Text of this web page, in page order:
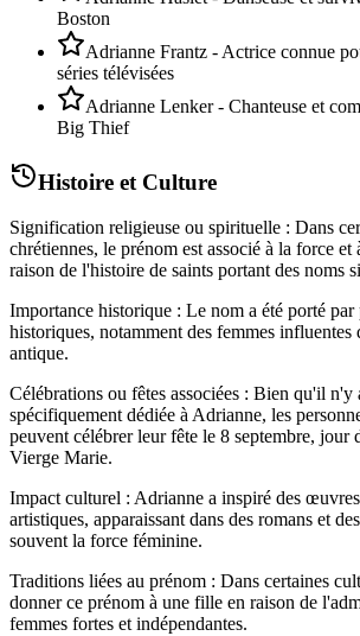
Boston
Adrianne Frantz - Actrice connue
séries télévisées
Adrianne Lenker - Chanteuse et
Big Thief
Histoire et Culture
Signification religieuse ou spirituelle : Dans
chrétiennes, le prénom est associé à la force et
raison de l'histoire de saints portant des noms
Importance historique : Le nom a été porté
historiques, notamment des femmes influentes
antique.
Célébrations ou fêtes associées : Bien qu'il n'y
spécifiquement dédiée à Adrianne, les
peuvent célébrer leur fête le 8 septembre, jour
Vierge Marie.
Impact culturel : Adrianne a inspiré des
artistiques, apparaissant dans des romans et
souvent la force féminine.
Traditions liées au prénom : Dans certaines
donner ce prénom à une fille en raison de
femmes fortes et indépendantes.